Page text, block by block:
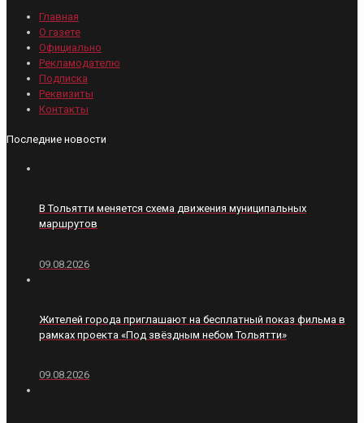
Главная
О газете
Официально
Рекламодателю
Подписка
Реквизиты
Контакты
Последние новости
В Тольятти меняется схема движения муниципальных
маршрутов
09.08.2026
Жителей города приглашают на бесплатный показ фильма в
рамках проекта «Под звёздным небом Тольятти»
09.08.2026